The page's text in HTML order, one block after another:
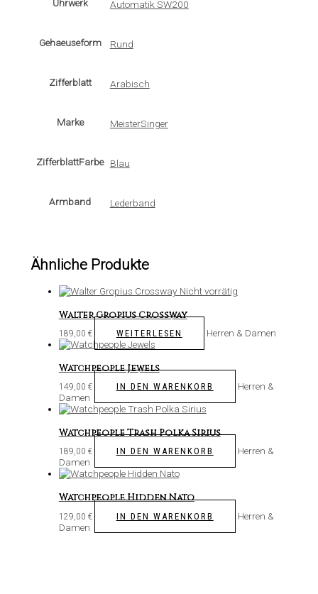
Uhrwerk Automatik SW200
Gehaeuseform Rund
Zifferblatt Arabisch
Marke MeisterSinger
ZifferblattFarbe Blau
Armband Lederband
Ähnliche Produkte
Nicht vorrätig
Walter Gropius Crossway
189,00 € WEITERLESEN Herren & Damen
Watchpeople Jewels
149,00 € IN DEN WARENKORB
Herren &
Damen
Watchpeople Trash Polka Sirius
189,00 € IN DEN WARENKORB
Herren &
Damen
Watchpeople Hidden Nato
129,00 € IN DEN WARENKORB
Herren &
Damen